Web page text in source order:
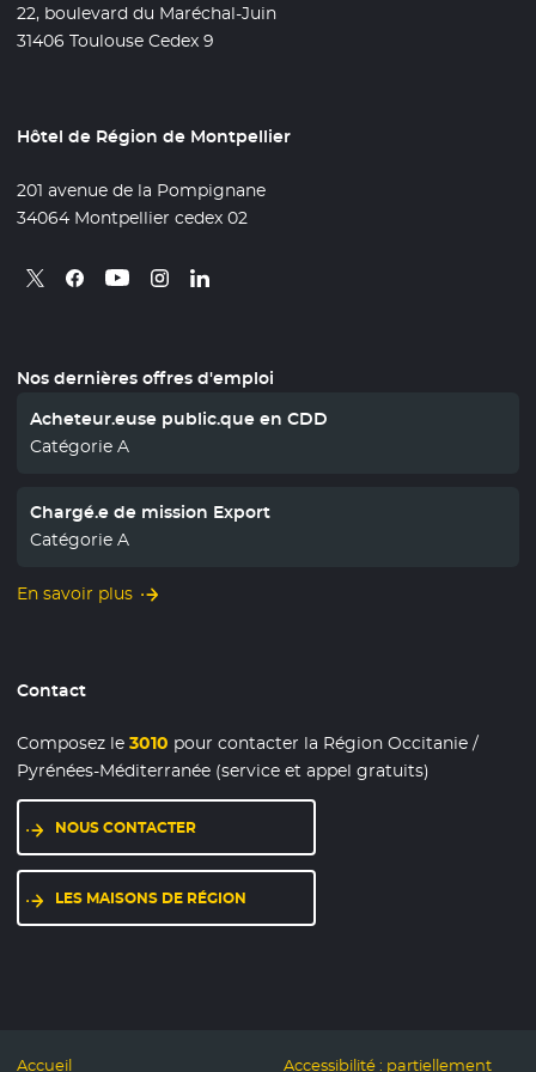
22, boulevard du Maréchal-Juin
31406 Toulouse Cedex 9
Hôtel de Région de Montpellier
201 avenue de la Pompignane
34064 Montpellier cedex 02
Retrouvez nous sur X
- Nouvelle fenêtre
Retrouvez nous sur Facebook
- Nouvelle fenêtre
Retrouvez nous sur Youtube
- Nouvelle fenêtre
Retrouvez nous sur Instagram
- Nouvelle fenêtre
Retrouvez nous sur Linkedin
- Nouvelle fenêtre
Nos dernières offres d'emploi
Acheteur.euse public.que en CDD
Catégorie A
Chargé.e de mission Export
Catégorie A
En savoir plus
Contact
Composez le3010 pour contacter la Région Occitanie /
Pyrénées-Méditerranée (service et appel gratuits)
NOUS CONTACTER
LES MAISONS DE RÉGION
Accueil Accessibilité : partiellement